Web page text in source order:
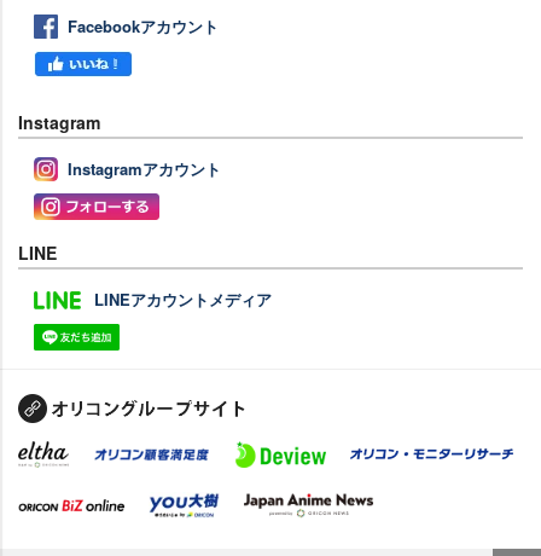
Facebookアカウント
Instagram
Instagramアカウント
LINE
LINEアカウントメディア